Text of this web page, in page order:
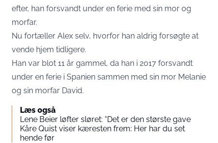
efter, han forsvandt under en ferie med sin mor og
morfar.
Nu fortæller Alex selv, hvorfor han aldrig forsøgte at
vende hjem tidligere.
Han var blot 11 år gammel, da han i 2017 forsvandt
under en ferie i Spanien sammen med sin mor Melanie
og sin morfar David.
Læs også
Lene Beier løfter sløret: “Det er den største gave
Kåre Quist viser kæresten frem: Her har du set
hende før